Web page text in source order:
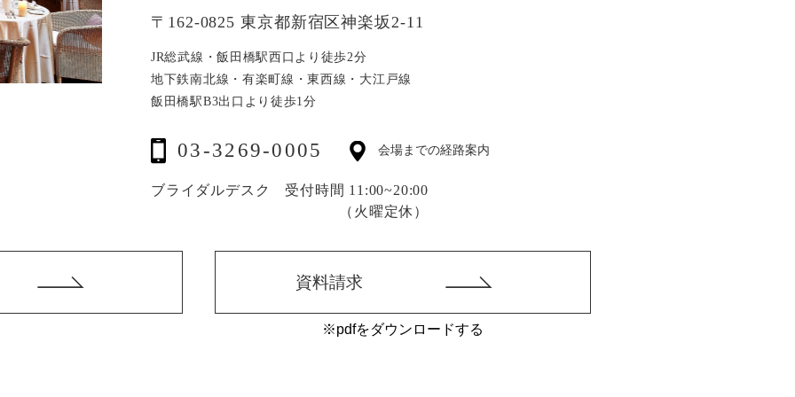
〒162-0825 東京都新宿区神楽坂2-11
JR総武線・飯田橋駅西口より徒歩2分
地下鉄南北線・有楽町線・東西線・大江戸線
飯田橋駅B3出口より徒歩1分
会場までの経路案内
03-3269-0005
ブライダルデスク 受付時間 11:00~20:00
（火曜定休）
資料請求
※pdfをダウンロードする